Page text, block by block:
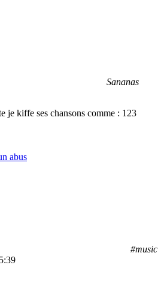
Sananas
je kiffe ses chansons comme : 123
abus
#music